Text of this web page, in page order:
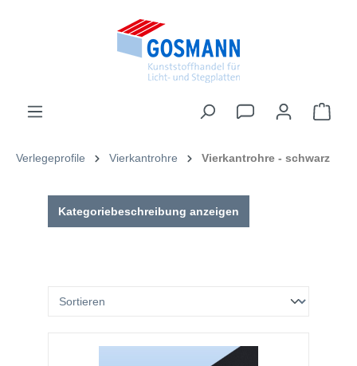
Verlegeprofile Vierkantrohre Vierkantrohre - schwarz
Kategoriebeschreibung anzeigen